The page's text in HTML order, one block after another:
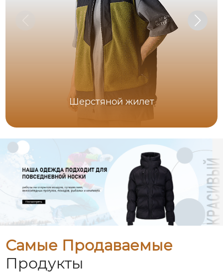
Шерстяной жилет
Самые Продаваемые
Продукты